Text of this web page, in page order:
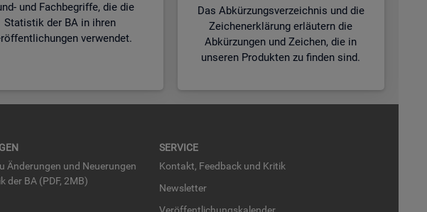
und Fachbegriffe, die die
Statistik der BA in ihren
verwendet.
Das Abkürzungsverzeichnis und die
Zeichenerklärung erläutern die
Abkürzungen und Zeichen, die in
unseren Produkten zu finden sind.
Än­de­run­gen und Neue­run­gen
der BA (PDF, 2MB)
SER­VICE
Kon­takt, Feed­back und Kri­tik
News­let­ter